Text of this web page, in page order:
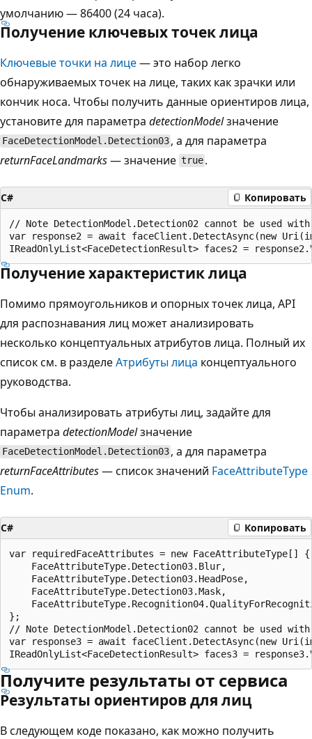
умолчанию — 86400 (24 часа).
Получение ключевых точек лица
Ключевые точки на лице— это набор легко
обнаруживаемых точек на лице, таких как зрачки или
кончик носа. Чтобы получить данные ориентиров лица,
установите для параметра detectionModelзначение
FaceDetectionModel.Detection03 , а для параметра
returnFaceLandmarks— значение true .
C# Копировать
// Note DetectionModel.Detection02 cannot be used with
var response2 = await faceClient.DetectAsync(new
Получение характеристик лица
Помимо прямоугольников и опорных точек лица, API
для распознавания лиц может анализировать
несколько концептуальных атрибутов лица. Полный их
список см. в разделеАтрибуты лица концептуального
руководства.
Чтобы анализировать атрибуты лиц, задайте для
параметра detectionModelзначение
FaceDetectionModel.Detection03 , а для параметра
returnFaceAttributes— список значений FaceAttributeType
Enum.
C# Копировать
var requiredFaceAttributes = new FaceAttributeType[] {
    FaceAttributeType.Detection03.Blur,
    FaceAttributeType.Detection03.HeadPose,
    FaceAttributeType.Detection03.Mask,
};
// Note DetectionModel.Detection02 cannot be used
var response3 = await faceClient.DetectAsync(new
Получите результаты от сервиса
Результаты ориентиров для лиц
В следующем коде показано, как можно получить